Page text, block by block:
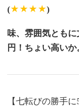
(★★★★)
味、雰囲気とも
円！ちょい高いか
【七転びの勝手